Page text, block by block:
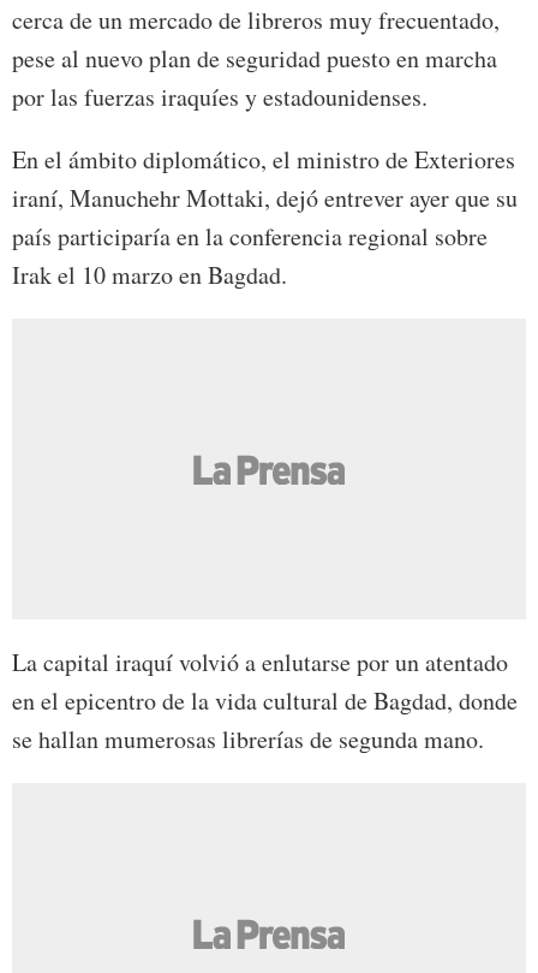
cerca de un mercado de libreros muy frecuentado,
pese al nuevo plan de seguridad puesto en marcha
por las fuerzas iraquíes y estadounidenses.
En el ámbito diplomático, el ministro de Exteriores
iraní, Manuchehr Mottaki, dejó entrever ayer que su
país participaría en la conferencia regional sobre
Irak el 10 marzo en Bagdad.
La capital iraquí volvió a enlutarse por un atentado
en el epicentro de la vida cultural de Bagdad, donde
se hallan mumerosas librerías de segunda mano.